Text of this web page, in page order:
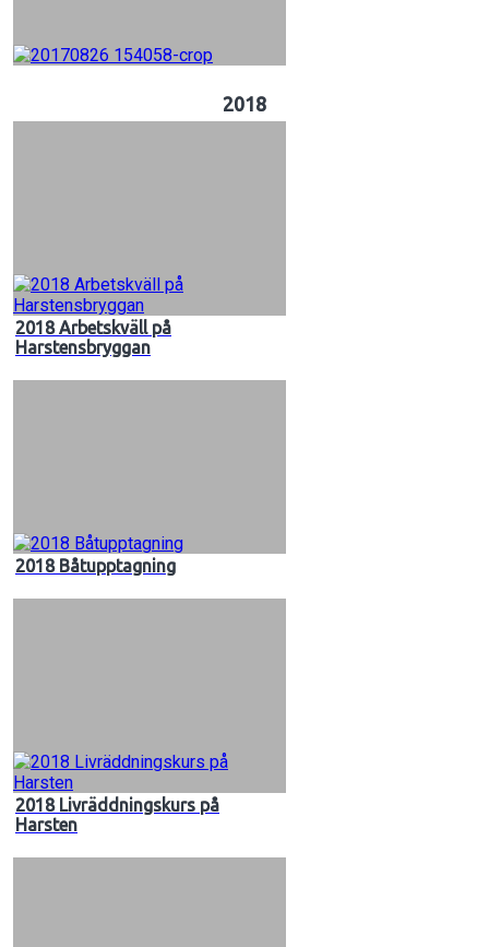
2018
2018 Arbetskväll på
Harstensbryggan
2018 Båtupptagning
2018 Livräddningskurs på
Harsten